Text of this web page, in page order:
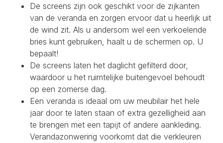
De screens zijn ook geschikt voor de zijkanten
van de veranda en zorgen ervoor dat u heerlijk uit
de wind zit. Als u andersom wel een verkoelende
bries kunt gebruiken, haalt u de schermen op. U
bepaalt!
De screens laten het daglicht gefilterd door,
waardoor u het ruimtelijke buitengevoel behoudt
op een zomerse dag.
Een veranda is ideaal om uw meubilair het hele
jaar door te laten staan of extra gezelligheid aan
te brengen met een tapijt of andere aankleding.
Verandazonwering voorkomt dat die verkleuren